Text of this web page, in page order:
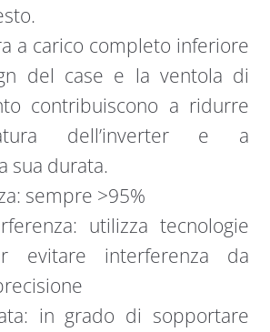
a carico completo inferiore
del case e la ventola di
contribuiscono a ridurre
dell’inverter e a
sua durata.
sempre >95%
utilizza tecnologie
evitare interferenza da
in grado di sopportare